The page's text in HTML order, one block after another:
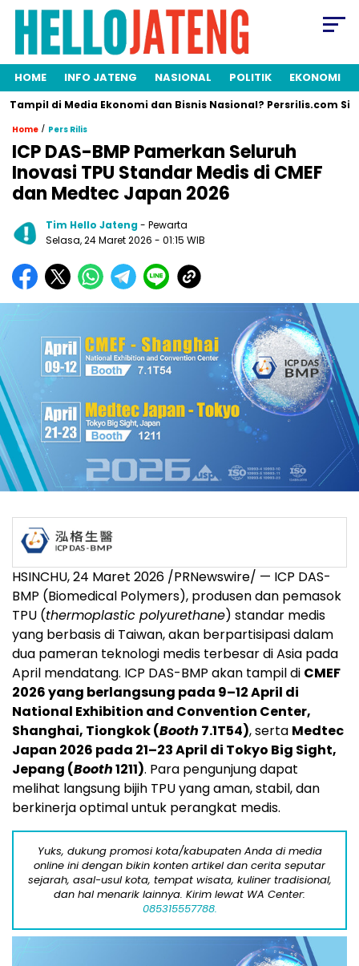
HOME INFO JATENG NASIONAL POLITIK EKONOMI
di Media Ekonomi dan Bisnis Nasional? Persrilis.com Siap
Home / Pers Rilis
ICP DAS-BMP Pamerkan Seluruh
Inovasi TPU Standar Medis di CMEF
dan Medtec Japan 2026
Tim Hello Jateng- Pewarta
Selasa, 24 Maret 2026 - 01:15 WIB
HSINCHU,24 Maret 2026 /PRNewswire/ — ICP DAS-
BMP (Biomedical Polymers), produsen dan pemasok
TPU (thermoplastic polyurethane) standar medis
yang berbasis di Taiwan, akan berpartisipasi dalam
dua pameran teknologi medis terbesar di Asia pada
April mendatang. ICP DAS-BMP akan tampil di CMEF
2026 yang berlangsung pada 9–12 April di
National Exhibition and Convention Center,
Shanghai, Tiongkok (Booth 7.1T54), serta Medtec
Japan 2026 pada 21–23 April di Tokyo Big Sight,
Jepang (Booth1211). Para pengunjung dapat
melihat langsung bijih TPU yang aman, stabil, dan
berkinerja optimal untuk perangkat medis.
Yuks, dukung promosi kota/kabupaten Anda di media
online ini dengan bikin konten artikel dan cerita seputar
sejarah, asal-usul kota, tempat wisata, kuliner tradisional,
dan hal menarik lainnya. Kirim lewat WA Center:
085315557788.